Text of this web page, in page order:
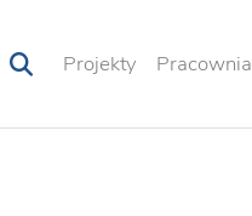
Projekty Pracownia